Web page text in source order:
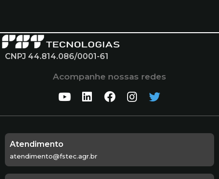
CNPJ 44.814.086/0001-61
Acompanhe nossas redes
Atendimento
atendimento@fstec.agr.br